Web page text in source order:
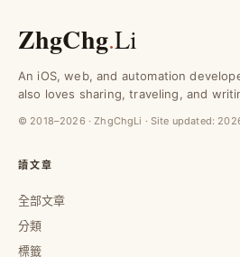
ZhgChg.Li
An iOS, web, and automation
also loves sharing, traveling, and
© 2018–2026 · ZhgChgLi · Site updated:
讀文章
全部文章
分類
標籤